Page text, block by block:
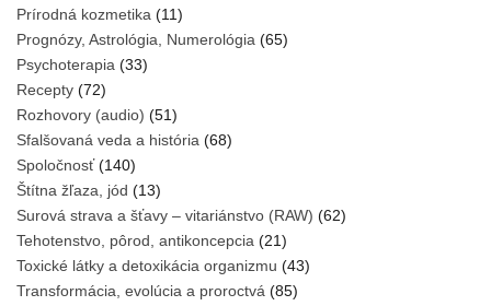
Prírodná kozmetika (11)
Prognózy, Astrológia, Numerológia (65)
Psychoterapia (33)
Recepty (72)
Rozhovory (audio) (51)
Sfalšovaná veda a história (68)
Spoločnosť(140)
Štítna žľaza, jód (13)
Surová strava a šťavy – vitariánstvo (RAW) (62)
Tehotenstvo, pôrod, antikoncepcia (21)
Toxické látky a detoxikácia organizmu (43)
Transformácia, evolúcia a proroctvá (85)